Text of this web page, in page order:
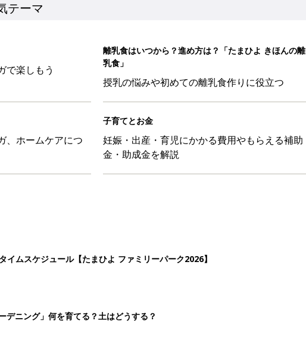
テーマ
で楽しもう
離乳食はいつから？進め方は？「たまひよ きほんの離
乳食」
授乳の悩みや初めての離乳食作りに役立つ
、ホームケアにつ
子育てとお金
妊娠・出産・育児にかかる費用やもらえる補助
金・助成金を解説
イムスケジュール【たまひよ ファミリーパーク2026】
デニング」何を育てる？土はどうする？